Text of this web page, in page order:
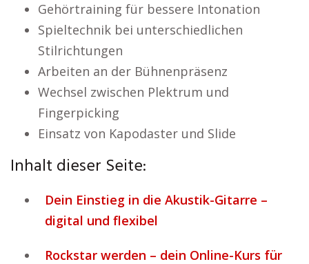
Gehörtraining für bessere Intonation
Spieltechnik bei unterschiedlichen
Stilrichtungen
Arbeiten an der Bühnenpräsenz
Wechsel zwischen Plektrum und
Fingerpicking
Einsatz von Kapodaster und Slide
Inhalt dieser Seite:
Dein Einstieg in die Akustik-Gitarre –
digital und flexibel
Rockstar werden – dein Online-Kurs für